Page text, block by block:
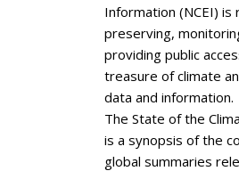
Information (NCEI)
preserving,
providing public
treasure of climate
data and information.
The State of the
is a synopsis of the
global summaries